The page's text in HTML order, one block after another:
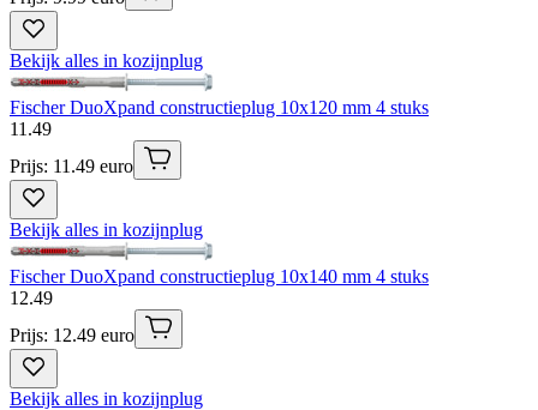
Bekijk alles in kozijnplug
Fischer DuoXpand constructieplug 10x120 mm 4 stuks
11 .49
Prijs: 11.49 euro
Bekijk alles in kozijnplug
Fischer DuoXpand constructieplug 10x140 mm 4 stuks
12.49
Prijs: 12.49 euro
Bekijk alles in kozijnplug